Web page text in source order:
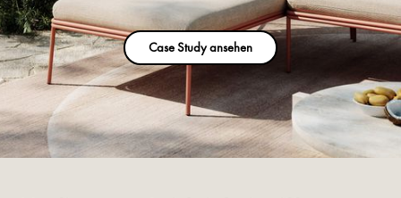
Case Study ansehen